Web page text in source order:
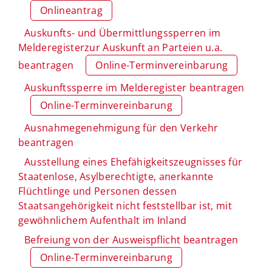
Onlineantrag
Auskunfts- und Übermittlungssperren im
Melderegisterzur Auskunft an Parteien u.a.
beantragen
Online-Terminvereinbarung
Auskunftssperre im Melderegister beantragen
Online-Terminvereinbarung
Ausnahmegenehmigung für den Verkehr
beantragen
Ausstellung eines Ehefähigkeitszeugnisses für
Staatenlose, Asylberechtigte, anerkannte
Flüchtlinge und Personen dessen
Staatsangehörigkeit nicht feststellbar ist, mit
gewöhnlichem Aufenthalt im Inland
Befreiung von der Ausweispflicht beantragen
Online-Terminvereinbarung